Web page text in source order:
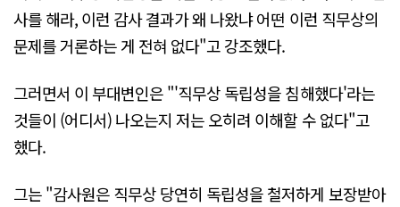
사를 해라, 이런 감사 결과가 왜 나왔냐 어떤 이런 직무상의
문제를 거론하는 게 전혀 없다"고 강조했다.
그러면서 이 부대변인은 "'직무상 독립성을 침해했다'라는
것들이 (어디서) 나오는지 저는 오히려 이해할 수 없다"고
했다.
그는 "감사원은 직무상 당연히 독립성을 철저하게 보장받아